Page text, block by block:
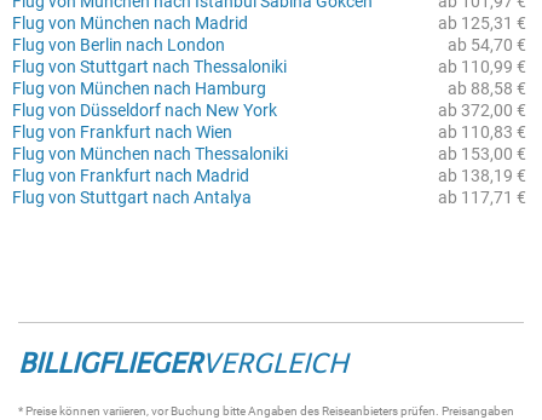
ab 125,31 €
Flug von München nach Madrid
ab 54,70 €
Flug von Berlin nach London
ab 110,99 €
Flug von Stuttgart nach Thessaloniki
ab 88,58 €
Flug von München nach Hamburg
ab 372,00 €
Flug von Düsseldorf nach New York
ab 110,83 €
Flug von Frankfurt nach Wien
ab 153,00 €
Flug von München nach Thessaloniki
ab 138,19 €
Flug von Frankfurt nach Madrid
ab 117,71 €
Flug von Stuttgart nach Antalya
BILLIGFLIEGERVERGLEICH
* Preise können variieren, vor Buchung bitte Angaben des Reiseanbieters prüfen. Preisangaben